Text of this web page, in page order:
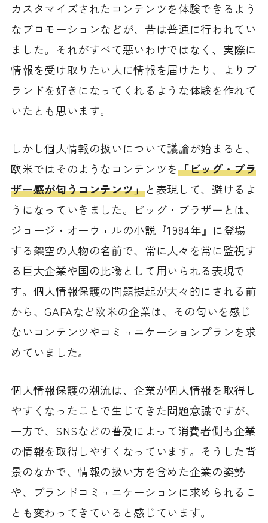
カスタマイズされたコンテンツを体験できるよう
なプロモーションなどが、昔は普通に行われてい
ました。それがすべて悪いわけではなく、実際に
情報を受け取りたい人に情報を届けたり、よりブ
ランドを好きになってくれるような体験を作れて
いたとも思います。
しかし個人情報の扱いについて議論が始まると、
欧米ではそのようなコンテンツを「ビッグ・ブラ
ザー感が匂うコンテンツ」と表現して、避けるよ
うになっていきました。ビッグ・ブラザーとは、
ジョージ・オーウェルの小説『1984年』に登場
する架空の人物の名前で、常に人々を常に監視す
る巨大企業や国の比喩として用いられる表現で
す。個人情報保護の問題提起が大々的にされる前
から、GAFAなど欧米の企業は、その匂いを感じ
ないコンテンツやコミュニケーションプランを求
めていました。
個人情報保護の潮流は、企業が個人情報を取得し
やすくなったことで生じてきた問題意識ですが、
一方で、SNSなどの普及によって消費者側も企業
の情報を取得しやすくなっています。そうした背
景のなかで、情報の扱い方を含めた企業の姿勢
や、ブランドコミュニケーションに求められるこ
とも変わってきていると感じています。